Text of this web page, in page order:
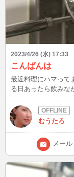
2023/4/26 (水) 17:33
こんばんは
最近料理にハマって
る日あったら飲みながらみん
むうたろ
メール